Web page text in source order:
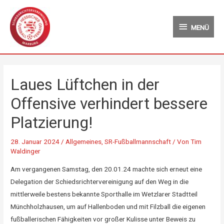
Inhalt
springen
MENÜ
Laues Lüftchen in der
Offensive verhindert bessere
Platzierung!
28. Januar 2024/Allgemeines,SR-Fußballmannschaft/ VonTim
Waldinger
Am vergangenen Samstag, den 20.01.24 machte sich erneut eine
Delegation der Schiedsrichtervereinigung auf den Weg in die
mittlerweile bestens bekannte Sporthalle im Wetzlarer Stadtteil
Münchholzhausen, um auf Hallenboden und mit Filzball die eigenen
fußballerischen Fähigkeiten vor großer Kulisse unter Beweis zu